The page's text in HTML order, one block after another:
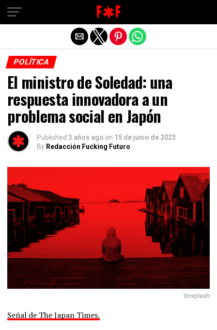
POLÍTICA
El ministro de Soledad: una
respuesta innovadora a un
problema social en Japón
Published 3 años ago on 15 de junio de 2023
By Redacción Fucking Futuro
Unsplash
Señal de The Japan Times.